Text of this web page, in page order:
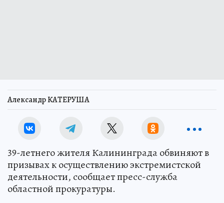
Александр КАТЕРУША
39-летнего жителя Калининграда обвиняют в
призывах к осуществлению экстремистской
деятельности, сообщает пресс-служба
областной прокуратуры.